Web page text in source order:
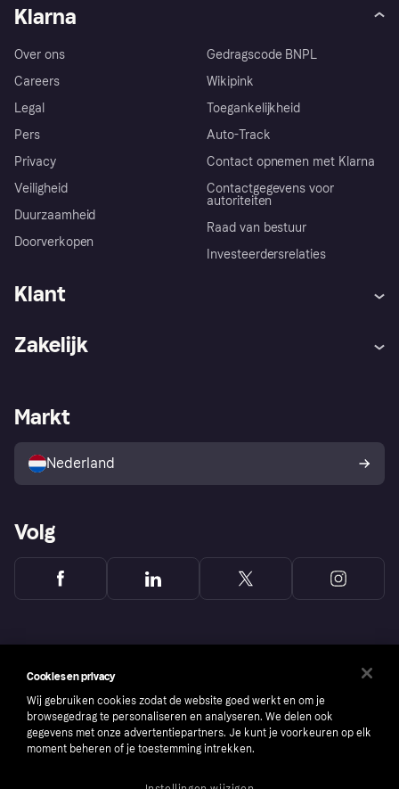
Klarna
Over ons
Careers
Legal
Pers
Privacy
Veiligheid
Duurzaamheid
Doorverkopen
Gedragscode BNPL
Wikipink
Toegankelijkheid
Auto-Track
Contact opnemen met Klarna
Contactgegevens voor
autoriteiten
Raad van bestuur
Investeerdersrelaties
Klant
Winkeloverzicht
Kopersbescherming voor
consumenten
Zakelijk
Zakelijke login
Markt
Nederland
Volg
Cookies en privacy
Wij gebruiken cookies zodat de website goed werkt en om je
browsegedrag te personaliseren en analyseren. We delen ook
gegevens met onze advertentiepartners. Je kunt je voorkeuren op elk
moment beheren of je toestemming intrekken.